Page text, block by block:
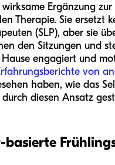
Ergänzung zur
Therapie. Sie ersetzt
(SLP), aber sie
den Sitzungen und
engagiert und
von
haben, wie das
diesen Ansatz